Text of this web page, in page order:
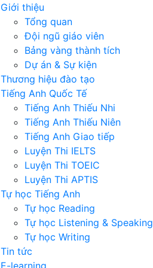
Giới thiệu
Tổng quan
Đội ngũ giáo viên
Bảng vàng thành tích
Dự án & Sự kiện
Thương hiệu đào tạo
Tiếng Anh Quốc Tế
Tiếng Anh Thiếu Nhi
Tiếng Anh Thiếu Niên
Tiếng Anh Giao tiếp
Luyện Thi IELTS
Luyện Thi TOEIC
Luyện Thi APTIS
Tự học Tiếng Anh
Tự học Reading
Tự học Listening & Speaking
Tự học Writing
Tin tức
E-learning